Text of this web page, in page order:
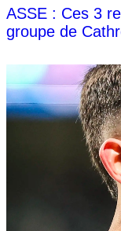
ASSE : Ces 3
groupe de